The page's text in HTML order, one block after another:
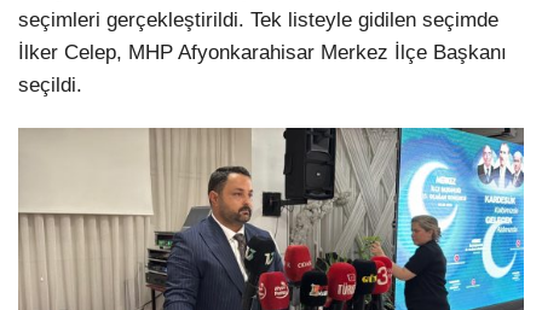
seçimleri gerçekleştirildi. Tek listeyle gidilen seçimde
İlker Celep, MHP Afyonkarahisar Merkez İlçe Başkanı
seçildi.